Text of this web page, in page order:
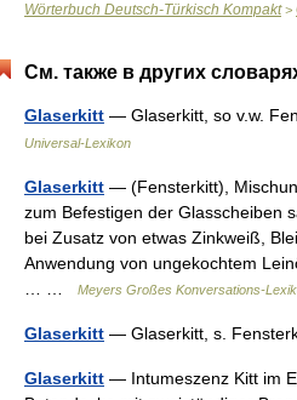
Wörterbuch Deutsch-Türkisch Kompakt>
См. также в других
Glaserkitt — Glaserkitt, so v.w.
Universal-Lexikon
Glaserkitt — (Fensterkitt),
zum Befestigen der Glasscheiben
bei Zusatz von etwas Zinkweiß,
Anwendung von ungekochtem
Meyers Großes Konversations-
Glaserkitt — Glaserkitt, s.
Glaserkitt — Intumeszenz Kitt im